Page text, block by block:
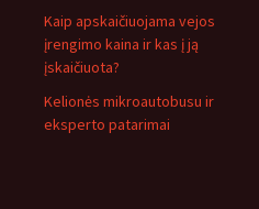
Kaip apskaičiuojama vejos
įrengimo kaina ir kas į ją
įskaičiuota?
Kelionės mikroautobusu ir
eksperto patarimai